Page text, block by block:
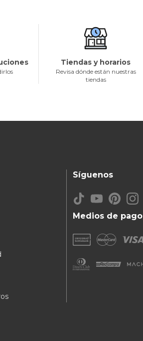
Tiendas y horarios
Revisa dónde están nuestras
tiendas
Medios de pago
Síguenos